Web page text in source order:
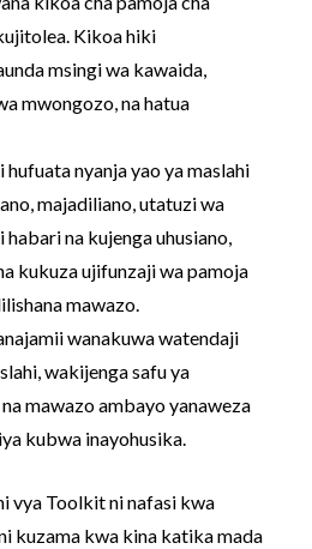
Kikoa hiki
msingi wa kawaida,
mwongozo, na hatua
hufuata nyanja yao ya maslahi
majadiliano, utatuzi wa
na kujenga uhusiano,
kukuza ujifunzaji wa pamoja
mawazo.
wanakuwa watendaji
wakijenga safu ya
mawazo ambayo yanaweza
kubwa inayohusika.
vya Toolkit ni nafasi kwa
kuzama kwa kina katika mada